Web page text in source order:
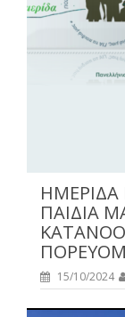
ΠΑΙΔΙΑ
15/10/2024